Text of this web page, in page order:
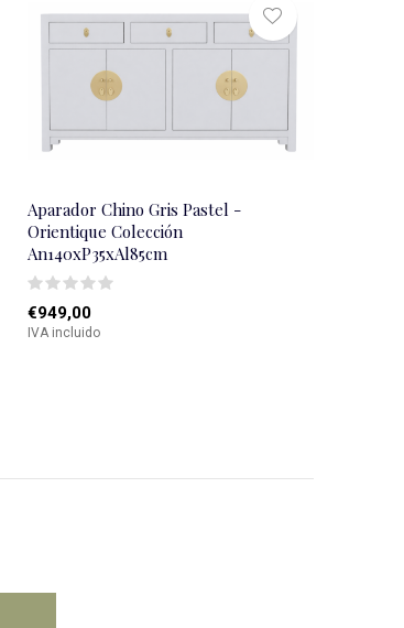
Aparador Chino Gris Pastel -
Orientique Colección
An140xP35xAl85cm
€949,00
IVA incluido